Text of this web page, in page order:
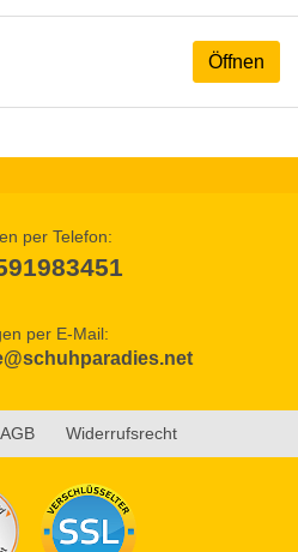
Öffnen
per Telefon:
per E-Mail:
AGB Widerrufsrecht